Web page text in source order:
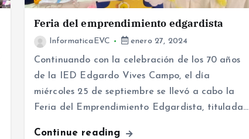
Feria del emprendimiento edgardista
InformaticaEVC enero 27, 2024
Continuando con la celebración de los 70 años
de la IED Edgardo Vives Campo, el día
miércoles 25 de septiembre se llevó a cabo la
Feria del Emprendimiento Edgardista, titulada…
Continue reading